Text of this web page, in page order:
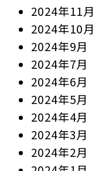
2024年11月
2024年10月
2024年9月
2024年7月
2024年6月
2024年5月
2024年4月
2024年3月
2024年2月